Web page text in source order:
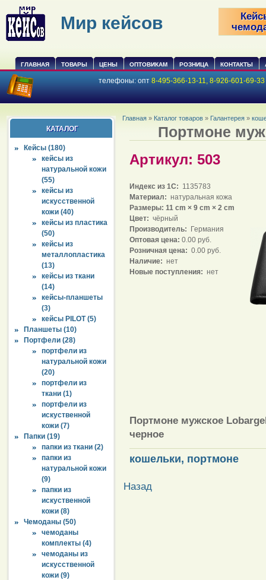
Мир кейсов
ГЛАВНАЯ ТОВАРЫ ЦЕНЫ ОПТОВИКАМ РОЗНИЦА КОНТАКТЫ
телефоны: опт 8-495-366-13-11, 8-926-601-69-33
КАТАЛОГ
Кейсы (180)
кейсы из
натуральной кожи
(55)
кейсы из
искусственной
кожи (40)
кейсы из пластика
(50)
кейсы из
металлопластика
(13)
кейсы из ткани
(14)
кейсы-планшеты
(3)
кейсы PILOT (5)
Планшеты (10)
Портфели (28)
портфели из
натуральной кожи
(20)
портфели из
ткани (1)
портфели из
искуственной
кожи (7)
Папки (19)
папки из ткани (2)
папки из
натуральной кожи
(9)
папки из
искуственной
кожи (8)
Чемоданы (50)
чемоданы
комплекты (4)
чемоданы из
искусственной
кожи (9)
Главная » Каталог товаров » Галантерея »
Портмоне
Артикул: 503
Индекс из 1С: 1135783
Материал: натуральная кожа
Размеры: 11 cm × 9 cm × 2 cm
Цвет: чёрный
Производитель: Германия
Оптовая цена: 0.00 руб.
Розничная цена: 0.00 руб.
Наличие: нет
Новые поступления: нет
Портмоне мужское
черное
кошельки, портмоне
Назад